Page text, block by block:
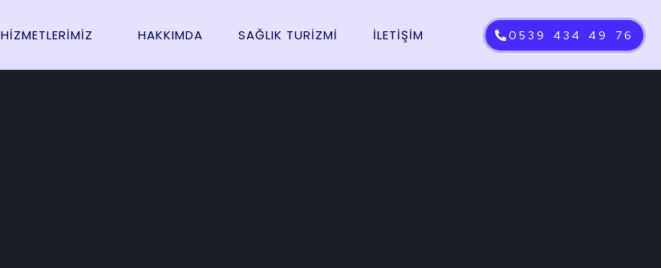
HIZMETLERIMIZ HAKKIMDA SAĞLIK TURİZMİ İLETIŞIM 0539 434 49 76